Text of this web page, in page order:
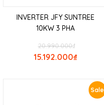
INVERTER JFY SUNTREE
10KW 3 PHA
₫
20.990.000
₫
15.192.000
Sale